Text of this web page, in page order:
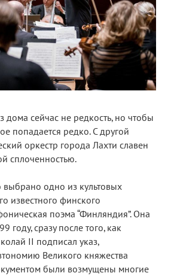
сейчас не редкость, но чтобы
попадается редко. С другой
оркестр города Лахти славен
сплоченностью.
одно из культовых
известного финского
поэма “Финляндия”. Она
году, сразу после того, как
II подписал указ,
Великого княжества
были возмущены многие